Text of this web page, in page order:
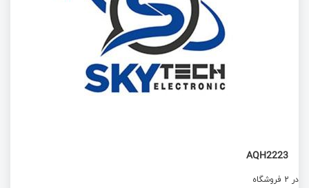
AQH2223
در 2 فروشگاه